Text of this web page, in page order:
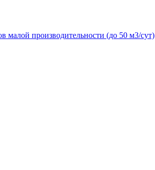
малой производительности (до 50 м3/сут)